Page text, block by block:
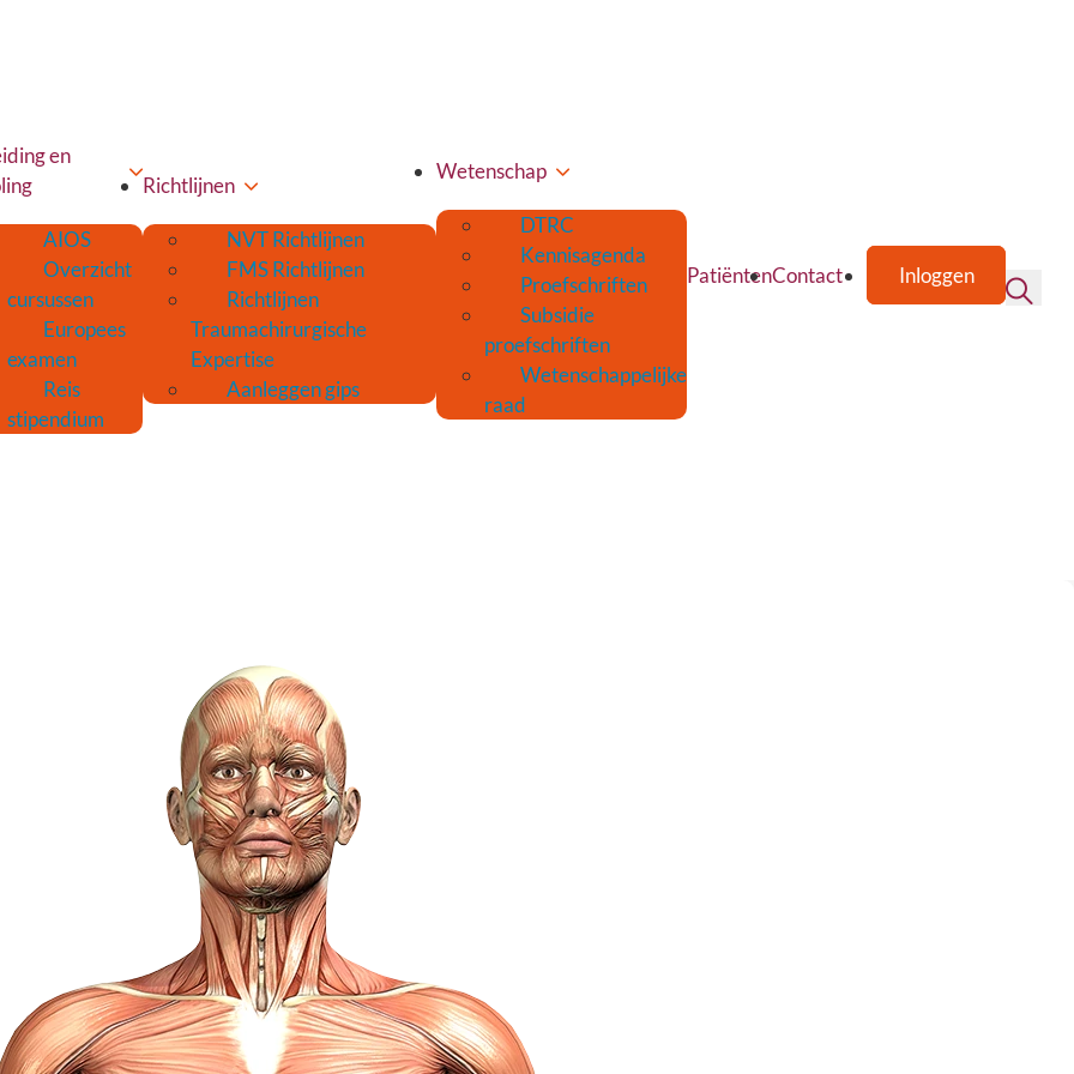
en
AIOS
Overzicht
cursussen
Europees
examen
Reis
stipendium
Richtlijnen
NVT Richtlijnen
FMS Richtlijnen
Richtlijnen
Traumachirurgische
Expertise
Aanleggen gips
Wetenschap
DTRC
Kennisagenda
Proefschriften
Subsidie
proefschriften
Wetenschappelijke
raad
PatiëntenContact Inloggen